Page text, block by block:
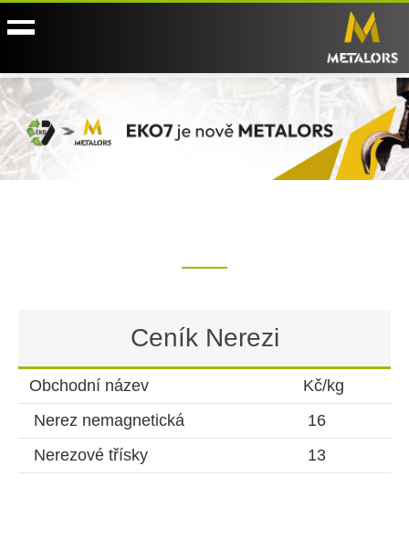
Ceník Nerezi
Obchodní název
Kč/kg
Nerez nemagnetická
16
Nerezové třísky
13